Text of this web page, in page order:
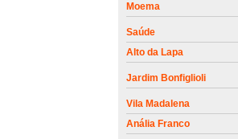
Moema
Saúde
Alto da Lapa
Jardim Bonfiglioli
Vila Madalena
Anália Franco